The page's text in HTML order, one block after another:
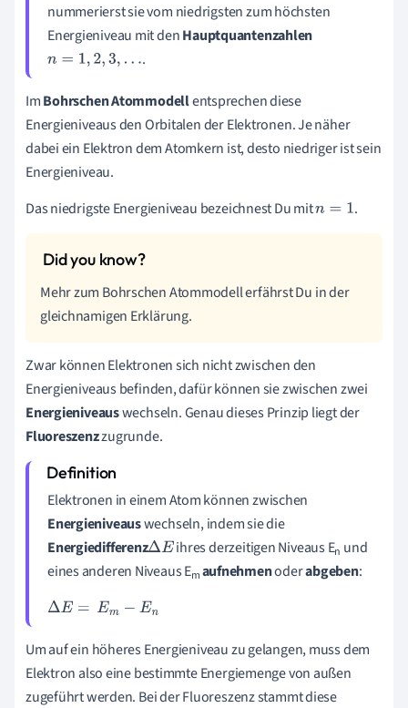
nummerierst sie vom niedrigsten zum höchsten
Energieniveau mit denHauptquantenzahlen
n=1, 2,3,... .
ImBohrschen Atommodellentsprechen diese
Energieniveaus den Orbitalen der Elektronen. Je näher
dabei ein Elektron demAtomkern ist, desto niedriger ist sein
Energieniveau.
Das niedrigste Energieniveau bezeichnest Du mitn=1 .
Mehr zum Bohrschen Atommodell erfährst Du in der
gleichnamigen Erklärung.
Zwar können Elektronen sich nicht zwischen den
Energieniveaus befinden, dafür können sie zwischen zwei
Energieniveauswechseln. Genau dieses Prinzip liegt der
Fluoreszenzzugrunde.
Elektronen in einem Atom können zwischen
Energieniveauswechseln, indem sie die
Energiedifferenz∆E ihresderzeitigen Niveaus En und
eines anderen Niveaus Emaufnehmenoderabgeben:
∆E=E m En
Um auf ein höheres Energieniveau zu gelangen, muss dem
Elektron also eine bestimmte Energiemenge von außen
zugeführt werden. Bei der Fluoreszenz stammt diese